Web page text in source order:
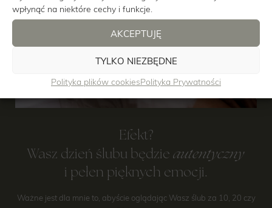
wpłynąć na niektóre cechy i funkcje.
AKCEPTUJĘ
TYLKO NIEZBĘDNE
Polityka plików cookiesPolityka Prywatności
Efekt?
Wasz dzień ślubu będzie autentyczny
i pełen pięknych emocji.
Ważne jest dla mnie to, abyście oglądając Wasz ślub za 10, 20 czy